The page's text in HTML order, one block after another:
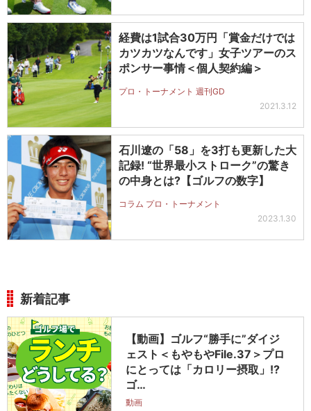
経費は1試合30万円「賞金だけでは
カツカツなんです」女子ツアーのス
ポンサー事情＜個人契約編＞
プロ・トーナメント 週刊GD
2021.3.12
石川遼の「58」を3打も更新した大
記録! “世界最小ストローク”の驚き
の中身とは?【ゴルフの数字】
コラム プロ・トーナメント
2023.1.30
新着記事
【動画】ゴルフ“勝手に”ダイジ
ェスト＜もやもやFile.37＞プロ
にとっては「カロリー摂取」!?
ゴ…
動画